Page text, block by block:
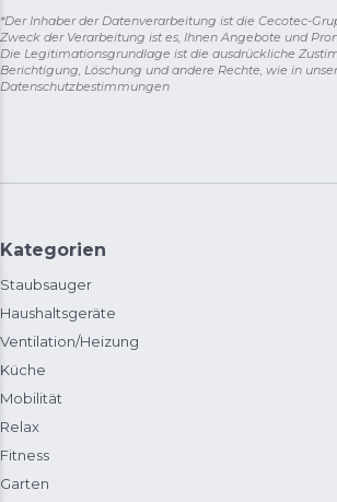
*Der Inhaber der Datenverarbeitung ist die Cecotec-
Zweck der Verarbeitung ist es, Ihnen Angebote und
Die Legitimationsgrundlage ist die ausdrückliche
Berichtigung, Löschung und andere Rechte, wie in
Datenschutzbestimmungen
Kategorien
Staubsauger
Haushaltsgeräte
Ventilation/Heizung
Küche
Mobilität
Relax
Fitness
Garten